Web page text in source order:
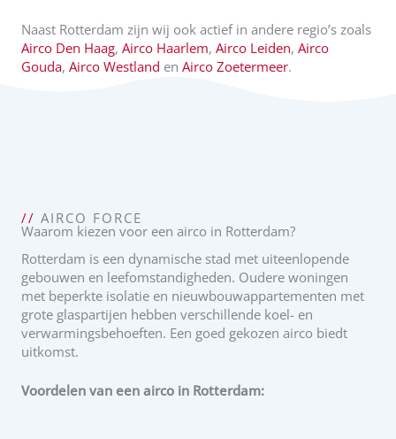
Naast Rotterdam zijn wij ook actief in andere regio’s zoals
Airco Den Haag, Airco Haarlem, Airco Leiden, Airco
Gouda, Airco Westland en Airco Zoetermeer.
// AIRCO FORCE
Waarom kiezen voor een airco in Rotterdam?
Rotterdam is een dynamische stad met uiteenlopende
gebouwen en leefomstandigheden. Oudere woningen
met beperkte isolatie en nieuwbouwappartementen met
grote glaspartijen hebben verschillende koel- en
verwarmingsbehoeften. Een goed gekozen airco biedt
uitkomst.
Voordelen van een airco in Rotterdam: